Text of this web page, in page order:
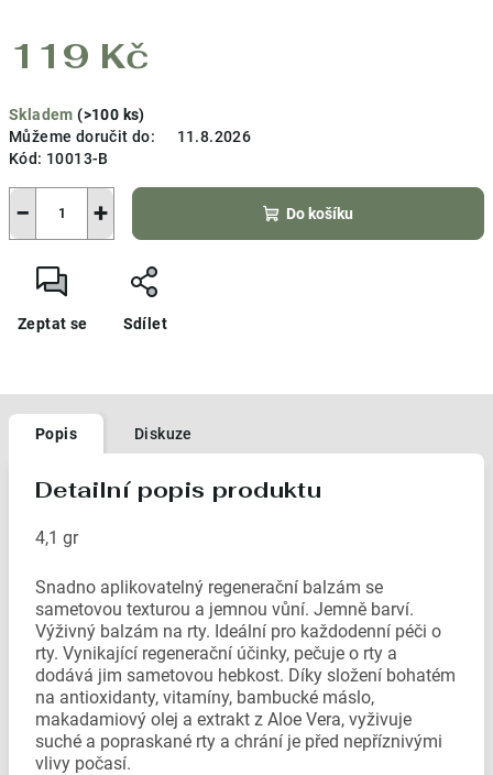
119 Kč
cena:
Skladem(>100 ks)
Můžeme doručit do:
11.8.2026
Kód: 10013-B
+
− Do košíku
Zeptat se Sdílet
Popis Diskuze
Detailní popis produktu
4,1 gr
Snadno aplikovatelný regenerační balzám se
sametovou texturou a jemnou vůní. Jemně barví.
Výživný balzám na rty. Ideální pro každodenní péči o
rty. Vynikající regenerační účinky, pečuje o rty a
dodává jim sametovou hebkost. Díky složení bohatém
na antioxidanty, vitamíny, bambucké máslo,
makadamiový olej a extrakt z Aloe Vera, vyživuje
suché a popraskané rty a chrání je před nepříznivými
vlivy počasí.